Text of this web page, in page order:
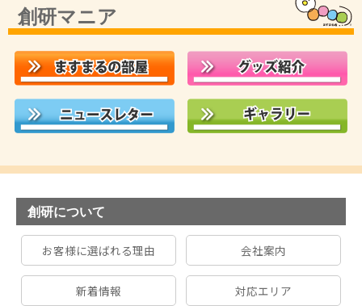
創研マニア
創研について
お客様に選ばれる理由 会社案内
新着情報 対応エリア